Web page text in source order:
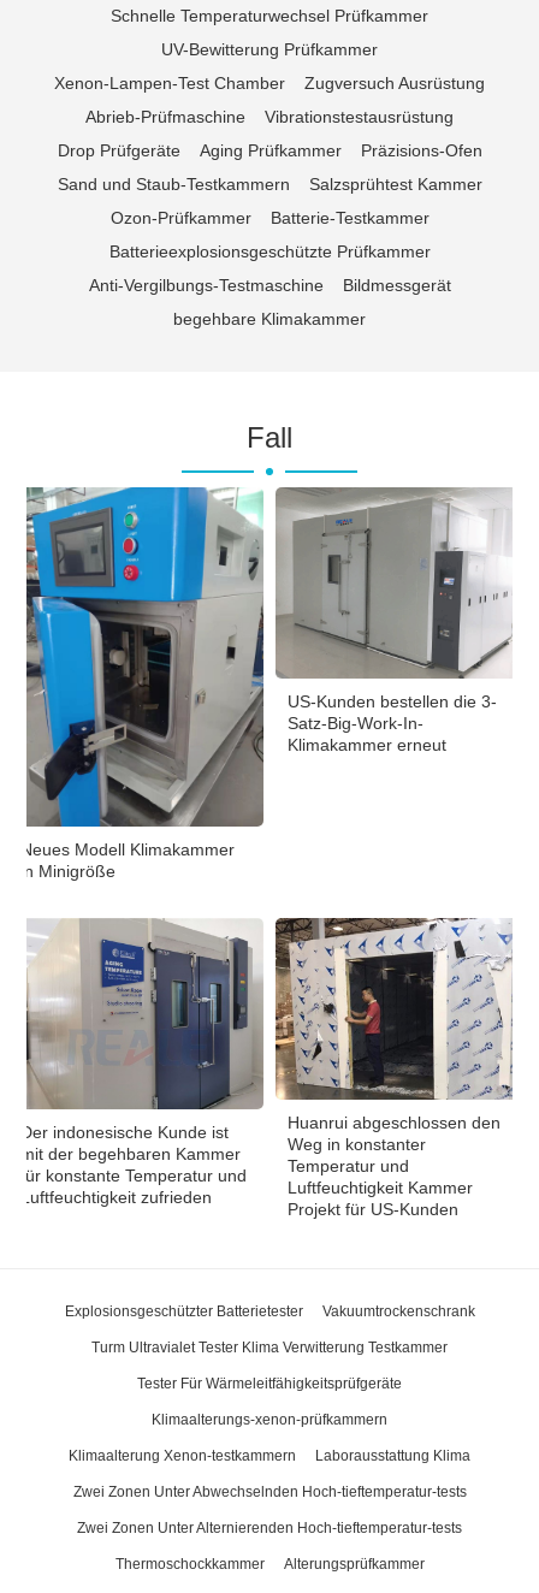
Schnelle Temperaturwechsel Prüfkammer
UV-Bewitterung Prüfkammer
Xenon-Lampen-Test Chamber
Zugversuch Ausrüstung
Abrieb-Prüfmaschine
Vibrationstestausrüstung
Drop Prüfgeräte
Aging Prüfkammer
Präzisions-Ofen
Sand und Staub-Testkammern
Salzsprühtest Kammer
Ozon-Prüfkammer
Batterie-Testkammer
Batterieexplosionsgeschützte Prüfkammer
Anti-Vergilbungs-Testmaschine
Bildmessgerät
begehbare Klimakammer
Fall
Neues Modell Klimakammer
in Minigröße
US-Kunden bestellen die 3-
Satz-Big-Work-In-
Klimakammer erneut
Der indonesische Kunde ist
mit der begehbaren Kammer
für konstante Temperatur und
Luftfeuchtigkeit zufrieden
Huanrui abgeschlossen den
Weg in konstanter
Temperatur und
Luftfeuchtigkeit Kammer
Projekt für US-Kunden
Explosionsgeschützter Batterietester Vakuumtrockenschrank
Turm Ultravialet Tester Klima Verwitterung Testkammer
Tester Für Wärmeleitfähigkeitsprüfgeräte
Klimaalterungs-xenon-prüfkammern
Klimaalterung Xenon-testkammern Laborausstattung Klima
Zwei Zonen Unter Abwechselnden Hoch-tieftemperatur-tests
Zwei Zonen Unter Alternierenden Hoch-tieftemperatur-tests
Thermoschockkammer Alterungsprüfkammer